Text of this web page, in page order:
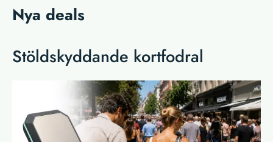
Nya deals
Stöldskyddande kortfodral